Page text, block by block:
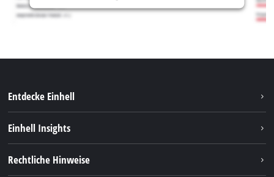
Entdecke Einhell
Akkusystem
Einhell Insights
Rechtliche Hinweise